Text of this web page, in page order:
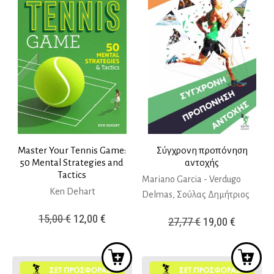
32,00 €.
32,00 €.
Master Your Tennis Game:
50 Mental Strategies and
Tactics
Ken Dehart
15,00€ Original
15,00 €.
12,00 €Η
τιμή
είναι:
Σύγχρονη προπόνηση
αντοχής
Mariano Garcia - Verdugo
Delmas, Σούλας Δημήτριος
27,77€ Original
19,00€
τιμή